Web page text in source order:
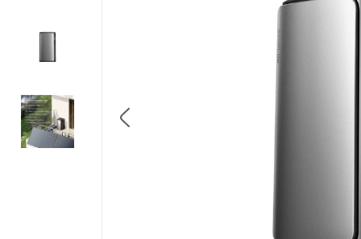
diblu cap plastic si cui